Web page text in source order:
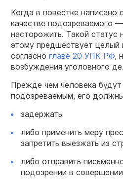
Когда в повестке написано
качестве подозреваемого
насторожить. Такой
этому предшествует целый
согласно главе 20 УПК РФ,
возбуждения уголовного
Прежде чем человека будут
подозреваемым, его
задержать
либо применить меру
запретить выезжать из
либо отправить
подозрении в